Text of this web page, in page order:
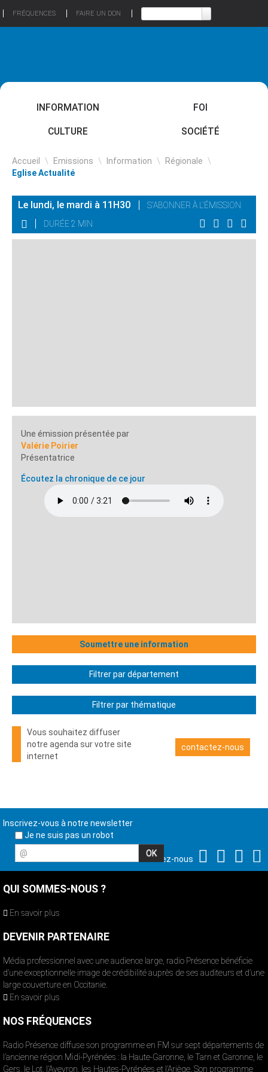
FRÉQUENCES FAIRE UN DON
INFORMATION FOI
CULTURE SOCIÉTÉ
Accueil \ Emissions \ Information \ Régionale \
Eglise Actualité
Le lundi, le mardi à 11H30
S'ABONNER À L'ÉMISSION
DURÉE 2 MIN
Une émission présentée par
Valérie Poirier
Présentatrice
Écoutez la chronique de ce jour
Soumettre une information
Filtrer par département
Filtrer par thématique
Vous souhaitez diffuser
notre agenda sur votre site
internet
contactez-nous
Inscrivez-vous à notre newsletter
Je ne suis pas un robot
@
Suivez-nous
QUI SOMMES-NOUS ?
En savoir plus
DEVENIR PARTENAIRE
Média professionnel avec une audience large, radio Présence bénéficie
d’une exceptionnelle image de crédibilité auprès de ses auditeurs et d’une
large couverture en Occitanie.
En savoir plus
NOS FRÉQUENCES
Radio Présence diffuse son programme en FM sur sept départements de
l’ancienne région Midi-Pyrénées : la Haute-Garonne, le Tarn et Garonne, le
Gers, le Lot, l’Aveyron, les Hautes-Pyrénées et l’Ariège. Son programme